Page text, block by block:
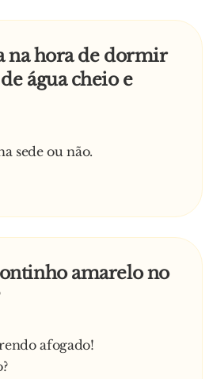
na hora de dormir
água cheio e
sede ou não.
amarelo no
afogado!